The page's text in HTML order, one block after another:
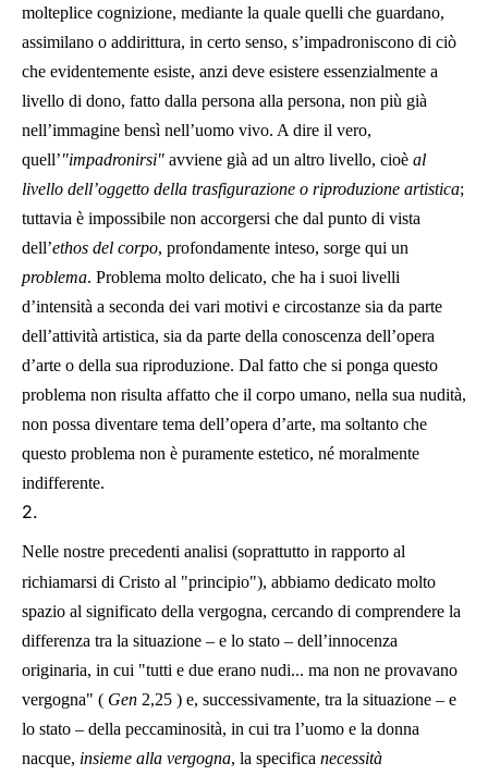
molteplice cognizione, mediante la quale quelli che guardano,
assimilano o addirittura, in certo senso, s’impadroniscono di ciò
che evidentemente esiste, anzi deve esistere essenzialmente a
livello di dono, fatto dalla persona alla persona, non più già
nell’immagine bensì nell’uomo vivo. A dire il vero,
quell’"impadronirsi" avviene già ad un altro livello, cioè al
livello dell’oggetto della trasfigurazione o riproduzione artistica;
tuttavia è impossibile non accorgersi che dal punto di vista
dell’ethos del corpo, profondamente inteso, sorge qui un
problema. Problema molto delicato, che ha i suoi livelli
d’intensità a seconda dei vari motivi e circostanze sia da parte
dell’attività artistica, sia da parte della conoscenza dell’opera
d’arte o della sua riproduzione. Dal fatto che si ponga questo
problema non risulta affatto che il corpo umano, nella sua nudità,
non possa diventare tema dell’opera d’arte, ma soltanto che
questo problema non è puramente estetico, né moralmente
indifferente.
2.
Nelle nostre precedenti analisi (soprattutto in rapporto al
richiamarsi di Cristo al "principio"), abbiamo dedicato molto
spazio al significato della vergogna, cercando di comprendere la
differenza tra la situazione – e lo stato – dell’innocenza
originaria, in cui "tutti e due erano nudi... ma non ne provavano
vergogna" ( Gen 2,25 ) e, successivamente, tra la situazione – e
lo stato – della peccaminosità, in cui tra l’uomo e la donna
nacque, insieme alla vergogna, la specifica necessità